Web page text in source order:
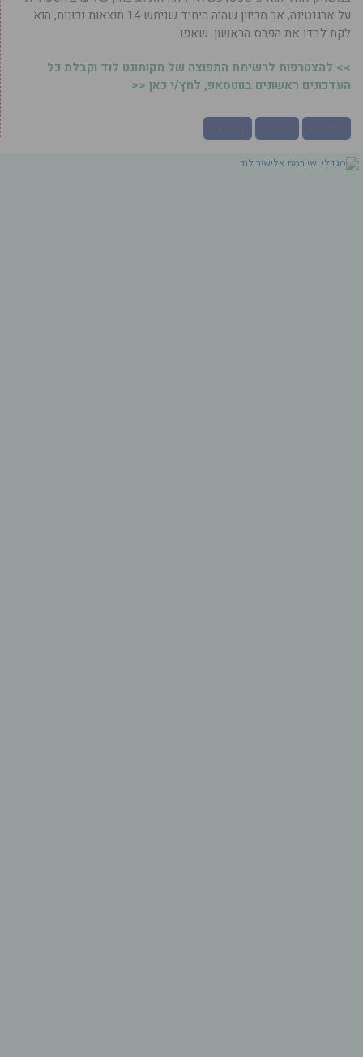
על ארגנטינה, אך מכיוון שהיה היחיד שניחש 14 תוצאות נכונות, הוא
לקח לבדו את הפרס הראשון. שאפו.
>> להצטרפות לרשימת התפוצה של מקומונט לוד וקבלת כל
העדכונים ראשונים בווטסאפ, לחץ/י כאן <<